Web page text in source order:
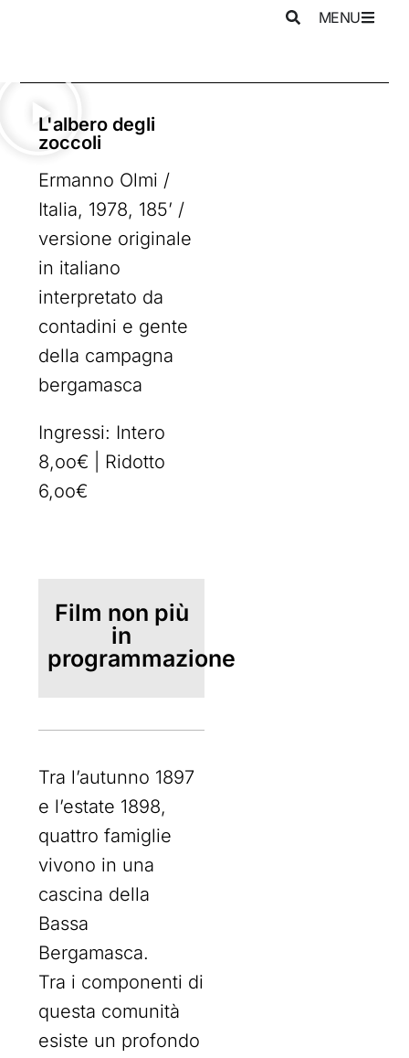
MENU
L'albero degli
zoccoli
Ermanno Olmi /
Italia, 1978, 185’ /
versione originale
in italiano
interpretato da
contadini e gente
della campagna
bergamasca
Ingressi: Intero
8,oo€ | Ridotto
6,oo€
Film non più
in
programmazione
Tra l’autunno 1897
e l’estate 1898,
quattro famiglie
vivono in una
cascina della
Bassa
Bergamasca.
Tra i componenti di
questa comunità
esiste un profondo